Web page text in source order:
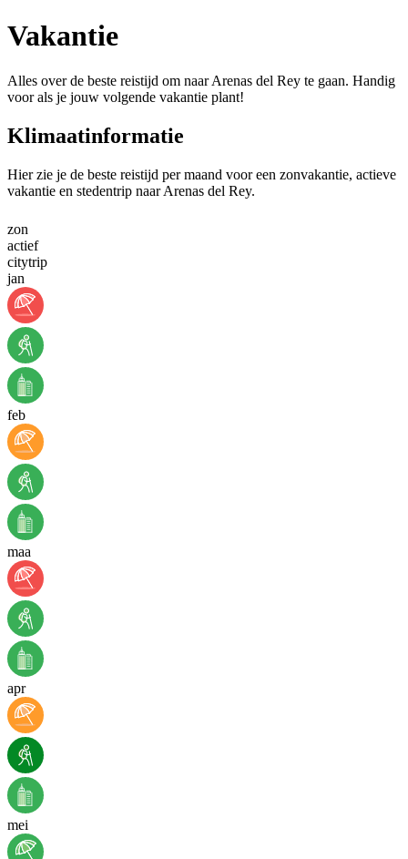
Vakantie
Alles over de beste reistijd om naar Arenas del Rey te gaan. Handig
voor als je jouw volgende vakantie plant!
Klimaatinformatie
Hier zie je de beste reistijd per maand voor een zonvakantie, actieve
vakantie en stedentrip naar Arenas del Rey.
zon
actief
citytrip
jan
feb
maa
apr
mei